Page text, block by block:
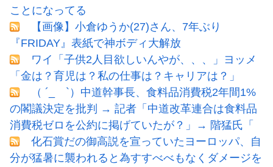
ことになってる
【画像】小倉ゆうか(27)さん、7年ぶり
『FRIDAY』表紙で神ボディ大解放
ワイ「子供2人目欲しいんやが、、、」ヨッメ
「金は？育児は？私の仕事は？キャリアは？」
（ ´_ゝ`）中道幹事長、食料品消費税2年間1%
の閣議決定を批判 → 記者「中道改革連合は食料品
消費税ゼロを公約に掲げていたが？」→ 階猛氏「
化石賞だの御高説を宣っていたヨーロッパ、自
分が猛暑に襲われると為すすべべもなくダメージを